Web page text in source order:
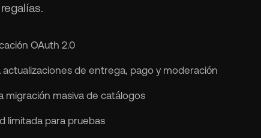
OAuth 2.0
de entrega, pago y moderación
migración masiva de catálogos
limitada para pruebas